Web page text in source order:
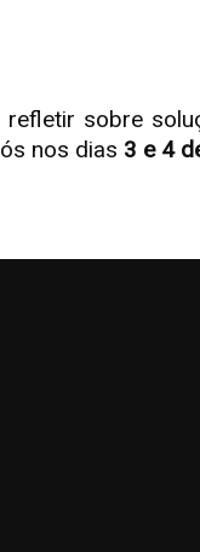
sobre
nos dias 3 e 4